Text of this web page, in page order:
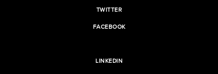
TWITTER
FACEBOOK
LINKEDIN